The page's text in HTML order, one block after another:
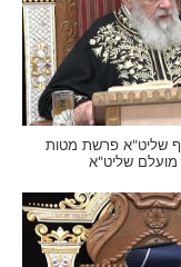
שליט"א פרשת מטות
שליט"א